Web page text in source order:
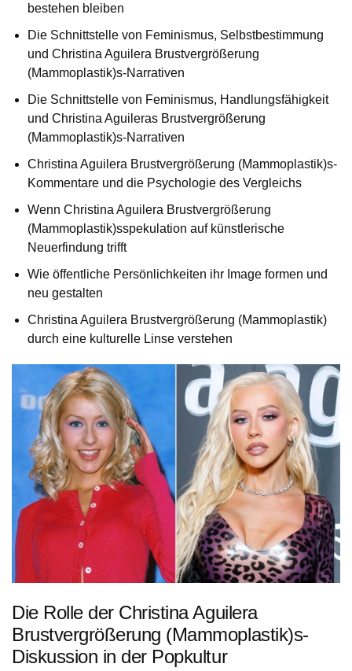
bestehen bleiben
Die Schnittstelle von Feminismus, Selbstbestimmung
und Christina Aguilera Brustvergrößerung
(Mammoplastik)s-Narrativen
Die Schnittstelle von Feminismus, Handlungsfähigkeit
und Christina Aguileras Brustvergrößerung
(Mammoplastik)s-Narrativen
Christina Aguilera Brustvergrößerung (Mammoplastik)s-
Kommentare und die Psychologie des Vergleichs
Wenn Christina Aguilera Brustvergrößerung
(Mammoplastik)sspekulation auf künstlerische
Neuerfindung trifft
Wie öffentliche Persönlichkeiten ihr Image formen und
neu gestalten
Christina Aguilera Brustvergrößerung (Mammoplastik)
durch eine kulturelle Linse verstehen
Die Rolle der Christina Aguilera
Brustvergrößerung (Mammoplastik)s-
Diskussion in der Popkultur